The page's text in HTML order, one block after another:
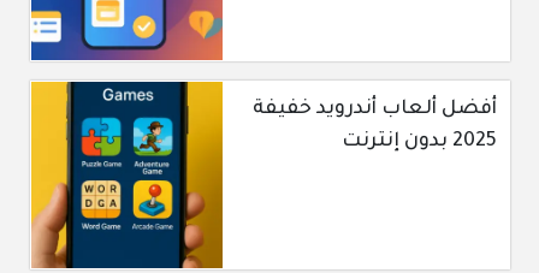
أفضل ألعاب أندرويد خفيفة
2025 بدون إنترنت